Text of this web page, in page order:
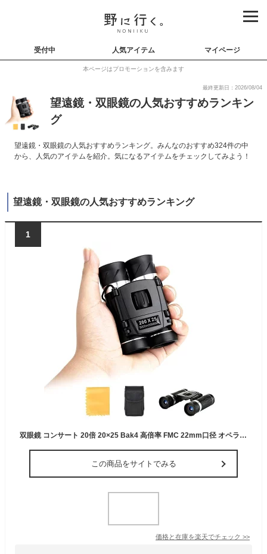
受付中 人気アイテム マイページ
本ページはプロモーションを含みます
最終更新日：2026/08/04
望遠鏡・双眼鏡の人気おすすめランキン
グ
望遠鏡・双眼鏡の人気おすすめランキング。みんなのおすすめ324件の中
から、人気のアイテムを紹介。気になるアイテムをチェックしてみよう！
望遠鏡・双眼鏡の人気おすすめランキング
1
双眼鏡 コンサート 20倍 20×25 Bak4 高倍率 FMC 22mm口径 オペラグラス コンパクト 小型 軽量 望遠鏡 子供 大人用 生活防水 ライブ/オペラ/観劇/スポーツ観戦/旅行/アウトドア/野鳥観 双眼
この商品をサイトでみる
価格と在庫を楽天でチェック >>